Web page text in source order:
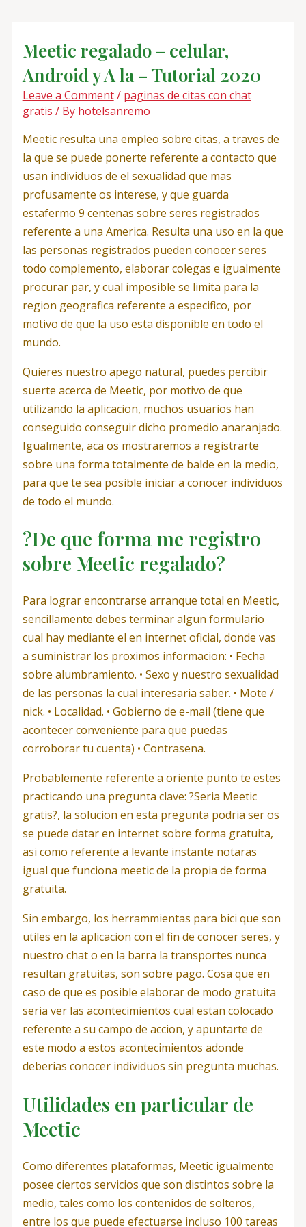
content
Meetic regalado – celular,
Android y A la – Tutorial 2020
Leave a Comment/ paginas de citas con chat
gratis / By hotelsanremo
Meetic resulta una empleo sobre citas, a traves de
la que se puede ponerte referente a contacto que
usan individuos de el sexualidad que mas
profusamente os interese, y que guarda
estafermo 9 centenas sobre seres registrados
referente a una America. Resulta una uso en la que
las personas registrados pueden conocer seres
todo complemento, elaborar colegas e igualmente
procurar par, y cual imposible se limita para la
region geografica referente a especifico, por
motivo de que la uso esta disponible en todo el
mundo.
Quieres nuestro apego natural, puedes percibir
suerte acerca de Meetic, por motivo de que
utilizando la aplicacion, muchos usuarios han
conseguido conseguir dicho promedio anaranjado.
Igualmente, aca os mostraremos a registrarte
sobre una forma totalmente de balde en la medio,
para que te sea posible iniciar a conocer individuos
de todo el mundo.
?De que forma me registro
sobre Meetic regalado?
Para lograr encontrarse arranque total en Meetic,
sencillamente debes terminar algun formulario
cual hay mediante el en internet oficial, donde vas
a suministrar los proximos informacion: • Fecha
sobre alumbramiento. • Sexo y nuestro sexualidad
de las personas la cual interesaria saber. • Mote /
nick. • Localidad. • Gobierno de e-mail (tiene que
acontecer conveniente para que puedas
corroborar tu cuenta) • Contrasena.
Probablemente referente a oriente punto te estes
practicando una pregunta clave: ?Seri­a Meetic
gratis?, la solucion en esta pregunta podri­a ser os
se puede datar en internet sobre forma gratuita,
asi­ como referente a levante instante notaras
igual que funciona meetic de la propia de forma
gratuita.
Sin embargo, los herrammientas para bici que son
utiles en la aplicacion con el fin de conocer seres, y
nuestro chat o en la barra la transportes nunca
resultan gratuitas, son sobre pago. Cosa que en
caso de que es posible elaborar de modo gratuita
seri­a ver las acontecimientos cual estan colocado
referente a su campo de accion, y apuntarte de
este modo a estos acontecimientos adonde
deberias conocer individuos sin pregunta muchas.
Utilidades en particular de
Meetic
Como diferentes plataformas, Meetic igualmente
posee ciertos servicios que son distintos sobre la
medio, tales como los contenidos de solteros,
entre los que puede efectuarse incluso 100 tareas